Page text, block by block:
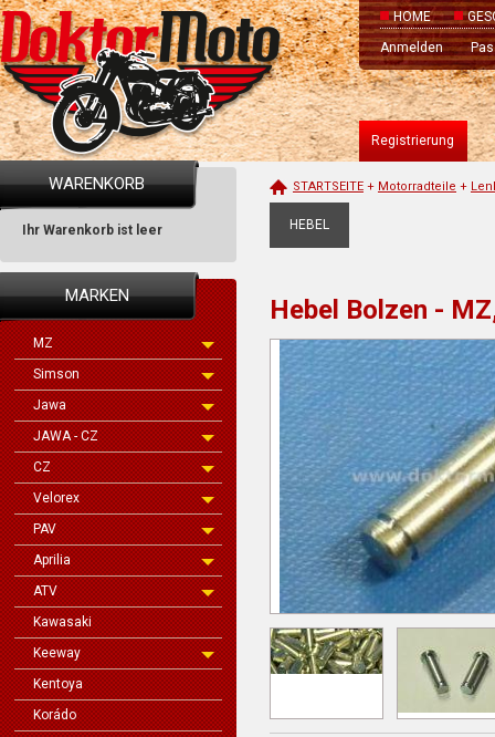
HOME
Anmelden
Registrierung
WARENKORB
Ihr Warenkorb ist leer
MARKEN
MZ
Simson
Jawa
JAWA - CZ
CZ
Velorex
PAV
Aprilia
ATV
Kawasaki
Keeway
Kentoya
Korádo
STARTSEITE + Motorradteile +
HEBEL
Hebel Bolzen -